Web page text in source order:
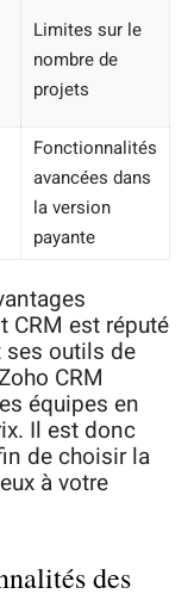
Limites sur le
nombre de
projets
Fonctionnalités
avancées dans
la version
payante
CRM est réputé
outils de
CRM
équipes en
Il est donc
de choisir la
à votre
des